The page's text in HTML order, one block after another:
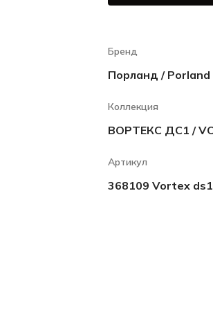
Бренд
Порланд / Porland
Коллекция
ВОРТЕКС ДС1 /
Артикул
368109 Vortex ds1